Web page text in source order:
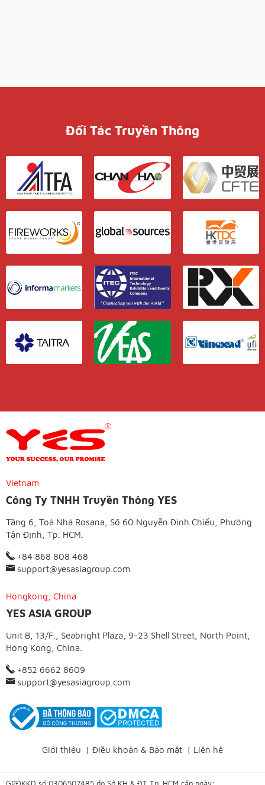
Đối Tác Truyền Thông
Vietnam
Công Ty TNHH Truyền Thông YES
Tầng 6, Toà Nhà Rosana, Số 60 Nguyễn Đình Chiểu, Phường
Tân Định, Tp. HCM.
+84 868 808 468
support@yesasiagroup.com
Hongkong, China
YES ASIA GROUP
Unit B, 13/F., Seabright Plaza, 9-23 Shell Street, North Point,
Hong Kong, China.
+852 6662 8609
support@yesasiagroup.com
Giới thiệu | Điều khoản & Bảo mật | Liên hệ